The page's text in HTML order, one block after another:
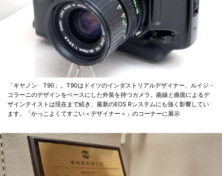
「キヤノン T90」。T90はドイツのインダストリアルデザイナー、ルイジ・
コラーニのデザインをベースにした外装を持つカメラ。曲線と曲面によるデ
ザインテイストは現在まで続き、最新のEOS Rシステムにも強く影響してい
ます。「かっこよくてすごい＜デザイナー＞」のコーナーに展示